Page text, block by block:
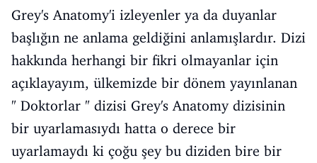
Grey's Anatomy'i izleyenler ya da duyanlar
başlığın ne anlama geldiğini anlamışlardır. Dizi
hakkında herhangi bir fikri olmayanlar için
açıklayayım, ülkemizde bir dönem yayınlanan
" Doktorlar " dizisi Grey's Anatomy dizisinin
bir uyarlamasıydı hatta o derece bir
uyarlamaydı ki çoğu şey bu diziden bire bir